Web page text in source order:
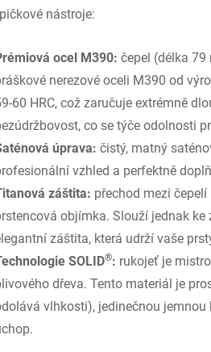
nástroje:
ocel M390: čepel (délka
nerezové oceli M390 od
60 HRC, což zaručuje extrémně
co se týče odolnosti
úprava: čistý, matný
vzhled a perfektně
záštita: přechod mezi
objímka. Slouží jednak
záštita, která udrží vaše
SOLID®: rukojeť je
dřeva. Tento materiál je
vlhkosti), jedinečnou